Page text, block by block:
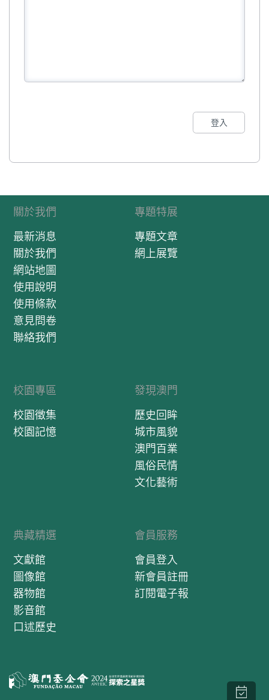
登入
關於我們
最新消息
關於我們
網站地圖
使用說明
使用條款
意見問卷
聯絡我們
專題特展
專題文章
網上展覽
校園專區
校園徵集
校園記憶
發現澳門
歷史回眸
城市風貌
澳門百業
風俗民情
文化藝術
典藏精選
文獻館
圖像館
器物館
影音館
口述歷史
會員服務
會員登入
新會員註冊
訂閱電子報